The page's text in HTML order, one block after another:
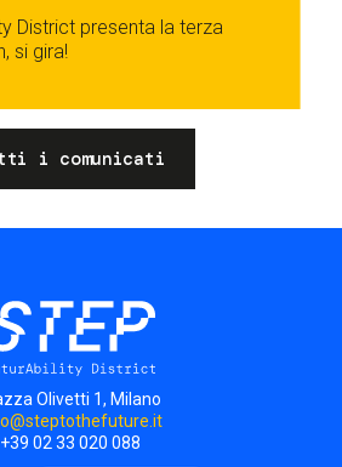
District presenta la terza
si gira!
i comunicati
Olivetti 1, Milano
+39 02 33 020 088